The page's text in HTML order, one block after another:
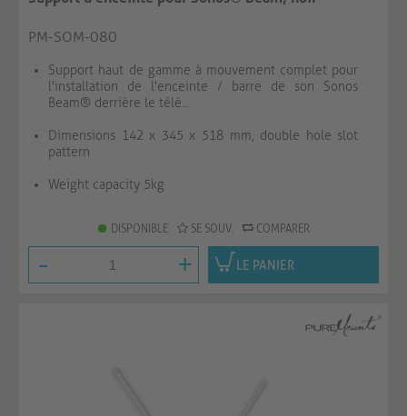
PM-SOM-080
Support haut de gamme à mouvement complet pour
l'installation de l'enceinte / barre de son Sonos
Beam® derrière le télé...
Dimensions 142 x 345 x 518 mm, double hole slot
pattern
Weight capacity 5kg
DISPONIBLE SE SOUV. COMPARER
- + LE PANIER